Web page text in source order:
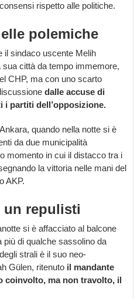
rispetto alle politiche.
polemiche
il sindaco uscente Melih
città da tempo immemore,
CHP, ma con uno scarto
dalle accuse di
i partiti dell’opposizione.
quando nella notte si è
da due municipalità
momento in cui il distacco tra i
la vittoria nelle mani del
AKP.
un repulisti
si è affacciato al balcone
più di qualche sassolino da
strali è il suo neo-
Gülen, ritenuto il mandante
coinvolto, ma non travolto, il